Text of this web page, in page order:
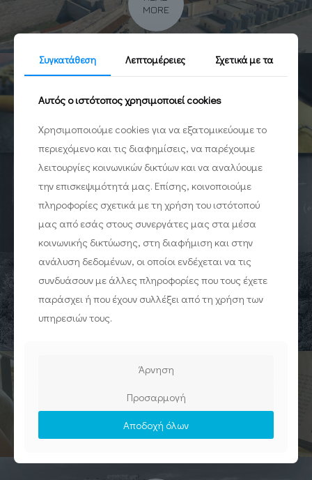
MORE
READ
MORE
READ
MORE
READ
MORE
READ
MORE
Συγκατάθεση Λεπτομέρειες Σχετικά με τα
Αυτός ο ιστότοπος χρησιμοποιεί cookies
Χρησιμοποιούμε cookies για να εξατομικεύουμε το
περιεχόμενο και τις διαφημίσεις, να παρέχουμε
λειτουργίες κοινωνικών δικτύων και να αναλύουμε
την επισκεψιμότητά μας. Επίσης, κοινοποιούμε
πληροφορίες σχετικά με τη χρήση του ιστότοπού
μας από εσάς στους συνεργάτες μας στα μέσα
κοινωνικής δικτύωσης, στη διαφήμιση και στην
ανάλυση δεδομένων, οι οποίοι ενδέχεται να τις
συνδυάσουν με άλλες πληροφορίες που τους έχετε
παράσχει ή που έχουν συλλέξει από τη χρήση των
υπηρεσιών τους.
Άρνηση
Προσαρμογή
Αποδοχή όλων